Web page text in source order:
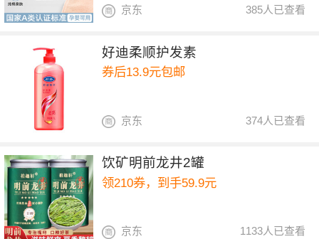
385人已查看
京东
好迪柔顺护发素
券后13.9元包邮
374人已查看
京东
饮矿明前龙井2罐
领210券，到手59.9元
1133人已查看
京东